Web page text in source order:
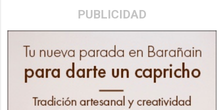
PUBLICIDAD